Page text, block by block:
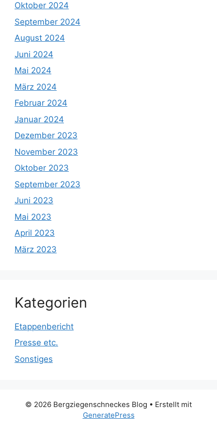
Oktober 2024
September 2024
August 2024
Juni 2024
Mai 2024
März 2024
Februar 2024
Januar 2024
Dezember 2023
November 2023
Oktober 2023
September 2023
Juni 2023
Mai 2023
April 2023
März 2023
Kategorien
Etappenbericht
Presse etc.
Sonstiges
© 2026 Bergziegenschneckes Blog • Erstellt mit
GeneratePress